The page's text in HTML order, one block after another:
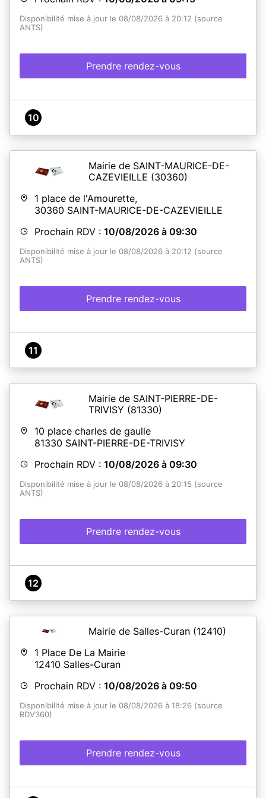
Disponibilité mise à jour le 08/08/2026 à 20:12 (source
ANTS)
Prendre rendez-vous
10
Mairie de SAINT-MAURICE-DE-
CAZEVIEILLE (30360)
1 place de l'Amourette,
30360 SAINT-MAURICE-DE-CAZEVIEILLE
Prochain RDV : 10/08/2026 à 09:30
Disponibilité mise à jour le 08/08/2026 à 20:12 (source
ANTS)
Prendre rendez-vous
11
Mairie de SAINT-PIERRE-DE-
TRIVISY (81330)
10 place charles de gaulle
81330 SAINT-PIERRE-DE-TRIVISY
Prochain RDV : 10/08/2026 à 09:30
Disponibilité mise à jour le 08/08/2026 à 20:15 (source
ANTS)
Prendre rendez-vous
12
Mairie de Salles-Curan (12410)
1 Place De La Mairie
12410 Salles-Curan
Prochain RDV : 10/08/2026 à 09:50
Disponibilité mise à jour le 08/08/2026 à 18:26 (source
RDV360)
Prendre rendez-vous